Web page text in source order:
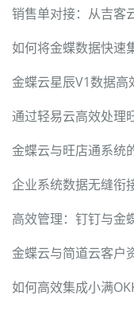
销售单对接：从吉客
如何将金蝶数据快速
金蝶云星辰V1数据高
通过轻易云高效处理
金蝶云与旺店通系统
高效管理：钉钉与金
金蝶云与简道云客户
如何高效集成小满